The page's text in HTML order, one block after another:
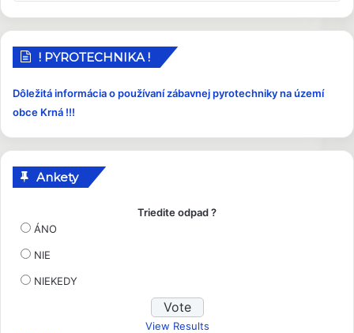
í
e
y
! PYROTECHNIKA !
Dôležitá informácia o používaní zábavnej pyrotechniky na území
obce Krná !!!
Ankety
Triedite odpad ?
ÁNO
NIE
NIEKEDY
View Results